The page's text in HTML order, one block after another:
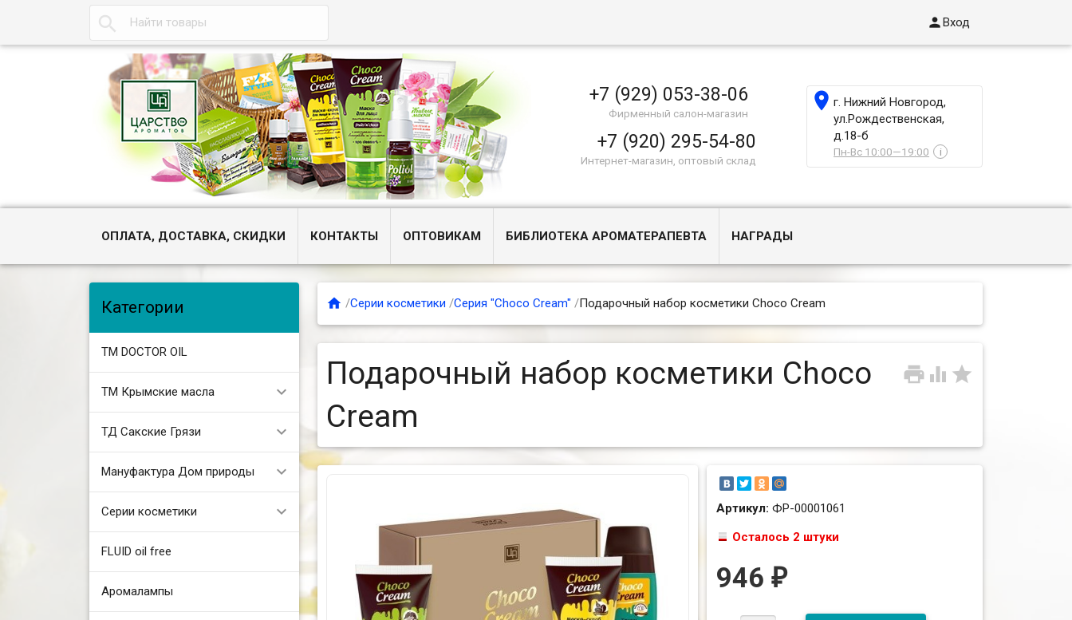
 Вход
+7 (929) 053-38-06
Фирменный салон-магазин
+7 (920) 295-54-80
Интернет-магазин, оптовый склад
г. Нижний Новгород,
ул.Рождественская,
д.18-б
Пн-Вс 10:00—19:00 i
ОПЛАТА, ДОСТАВКА, СКИДКИ КОНТАКТЫ ОПТОВИКАМ БИБЛИОТЕКА АРОМАТЕРАПЕВТА НАГРАДЫ
Категории
ТМ DOCTOR OIL
ТМ Крымские масла
ТД Сакские Грязи
Мануфактура Дом природы
Серии косметики
FLUID oil free
Аромалампы
 /Серии косметики /Серия "Choco Cream" /Подарочный набор косметики Choco Cream
  
Подарочный набор косметики Choco
Cream
Артикул:ФР-00001061
Осталось 2 штуки
946₽